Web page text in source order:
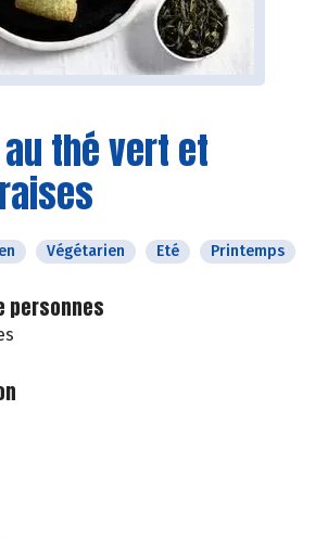
thé vert et
Végétarien Eté Printemps
personnes